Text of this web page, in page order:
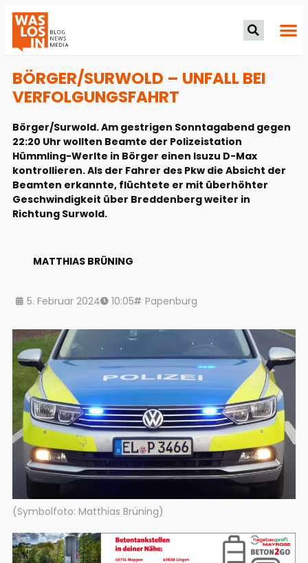
BÖRGER/SURWOLD – UNFALL BEI
VERFOLGUNGSFAHRT
Börger/Surwold. Am gestrigen Sonntagabend gegen
22:20 Uhr wollten Beamte der Polizeistation
Hümmling-Werlte in Börger einen Isuzu D-Max
kontrollieren. Als der Fahrer des Pkw die Absicht der
Beamten erkannte, flüchtete er mit überhöhter
Geschwindigkeit über Breddenberg weiter in
Richtung Surwold.
MATTHIAS BRÜNING
5. Februar 2024 10:05 Papenburg
(Symbolfoto: Matthias Brüning)